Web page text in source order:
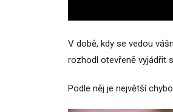
V době, kdy se vedou
rozhodl otevřeně vyjádřit
Podle něj je největší